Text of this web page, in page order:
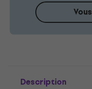
Description